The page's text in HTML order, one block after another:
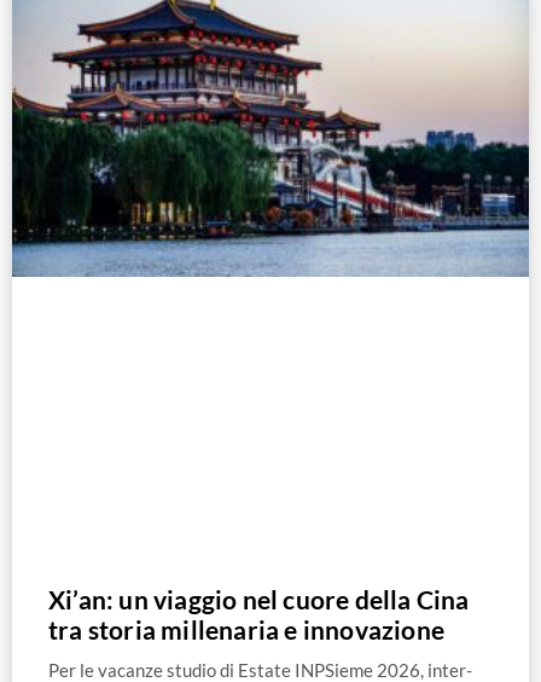
Xi’an: un viaggio nel cuore della Cina
tra storia millenaria e innovazione
Per le vacanze studio di Estate INPSieme 2026, inter-